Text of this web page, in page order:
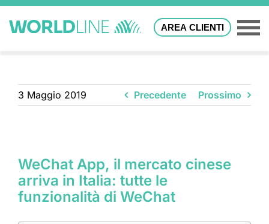
AREA CLIENTI
3 Maggio 2019 Precedente Prossimo
WeChat App, il mercato cinese
arriva in Italia: tutte le
funzionalità di WeChat